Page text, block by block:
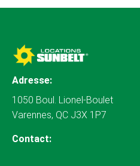
Adresse:
1050 Boul. Lionel-Boulet
Varennes, QC J3X 1P7
Contact: